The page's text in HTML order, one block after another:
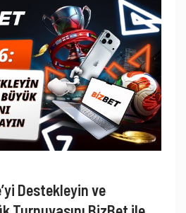
Destekleyin ve